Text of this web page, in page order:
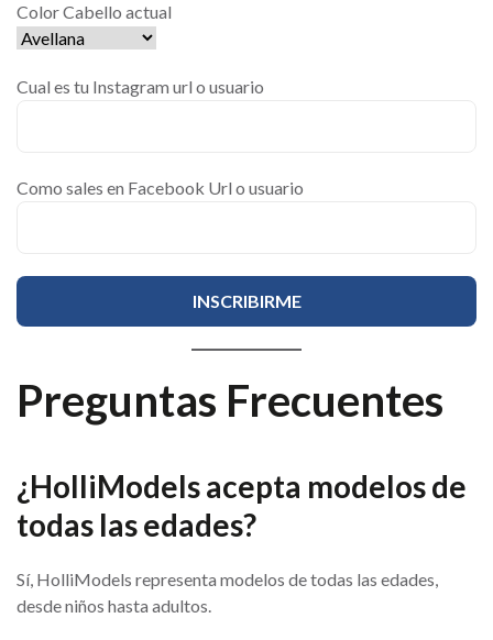
Color Cabello actual
Cual es tu Instagram url o usuario
Como sales en Facebook Url o usuario
Preguntas Frecuentes
¿HolliModels acepta modelos de
todas las edades?
Sí, HolliModels representa modelos de todas las edades,
desde niños hasta adultos.